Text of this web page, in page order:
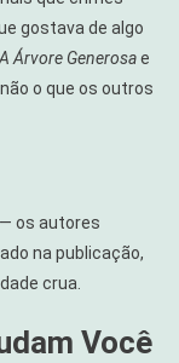
gostava de algo
Árvore Generosae
o que os outros
os autores
na publicação,
crua.
Você